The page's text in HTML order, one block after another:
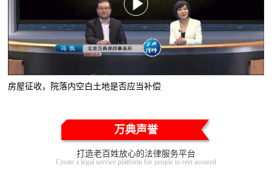
房屋征收，院落内空白土地是否应当补偿
万典声誉
打造老百姓放心的法律服务平台
Create a legal service platform for people to rest assured